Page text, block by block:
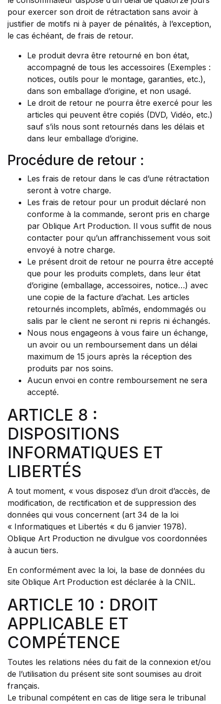
pour exercer son droit de rétractation sans avoir à
justifier de motifs ni à payer de pénalités, à l’exception,
le cas échéant, de frais de retour.
Le produit devra être retourné en bon état,
accompagné de tous les accessoires (Exemples :
notices, outils pour le montage, garanties, etc.),
dans son emballage d’origine, et non usagé.
Le droit de retour ne pourra être exercé pour les
articles qui peuvent être copiés (DVD, Vidéo, etc.)
sauf s’ils nous sont retournés dans les délais et
dans leur emballage d’origine.
Procédure de retour :
Les frais de retour dans le cas d’une rétractation
seront à votre charge.
Les frais de retour pour un produit déclaré non
conforme à la commande, seront pris en charge
par Oblique Art Production. Il vous suffit de nous
contacter pour qu’un affranchissement vous soit
envoyé à notre charge.
Le présent droit de retour ne pourra être accepté
que pour les produits complets, dans leur état
d’origine (emballage, accessoires, notice…) avec
une copie de la facture d’achat. Les articles
retournés incomplets, abîmés, endommagés ou
salis par le client ne seront ni repris ni échangés.
Nous nous engageons à vous faire un échange,
un avoir ou un remboursement dans un délai
maximum de 15 jours après la réception des
produits par nos soins.
Aucun envoi en contre remboursement ne sera
accepté.
ARTICLE 8 :
DISPOSITIONS
INFORMATIQUES ET
LIBERTÉS
A tout moment, « vous disposez d’un droit d’accès, de
modification, de rectification et de suppression des
données qui vous concernent (art 34 de la loi
« Informatiques et Libertés « du 6 janvier 1978).
Oblique Art Production ne divulgue vos coordonnées
à aucun tiers.
En conformément avec la loi, la base de données du
site Oblique Art Production est déclarée à la CNIL.
ARTICLE 10 : DROIT
APPLICABLE ET
COMPÉTENCE
Toutes les relations nées du fait de la connexion et/ou
de l’utilisation du présent site sont soumises au droit
français.
Le tribunal compétent en cas de litige sera le tribunal